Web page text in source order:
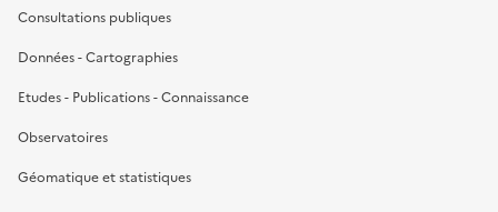
Consultations publiques
Données - Cartographies
Etudes - Publications - Connaissance
Observatoires
Géomatique et statistiques